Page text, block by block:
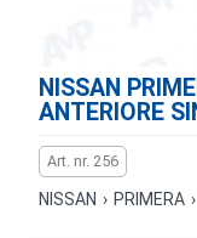
NISSAN
ANTERIORE
Art. nr. 256
NISSAN › PRIMERA ›